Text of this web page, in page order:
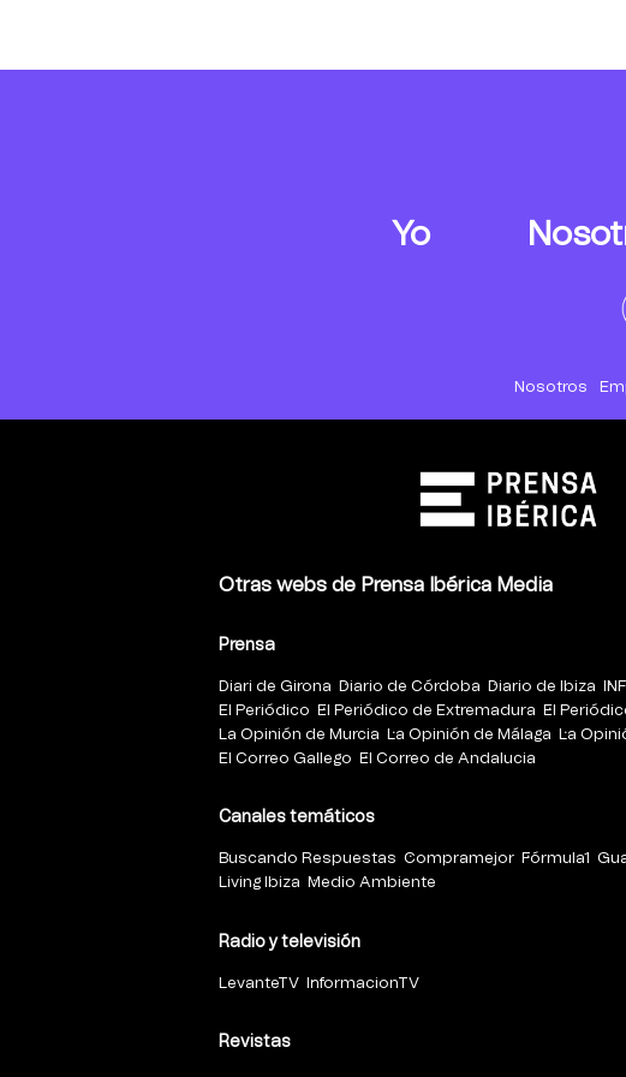
Yo
Nosotros
Otras webs de Prensa Ibérica Media
Prensa
Diari de Girona Diario de Córdoba Diario de Ibiza
El Periódico
El Periódico de Extremadura El
La Opinión de Murcia
La Opinión de Málaga La
El Correo Gallego
El Correo de Andalucia
Canales temáticos
Buscando Respuestas Compramejor Fórmula1
Living Ibiza
Medio Ambiente
Radio y televisión
LevanteTV InformacionTV
Revistas